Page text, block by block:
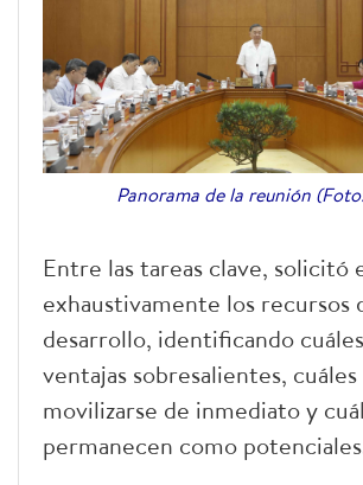
Panorama de la reunión
Entre las tareas clave, solicitó
exhaustivamente los recursos
desarrollo, identificando
ventajas sobresalientes,
movilizarse de inmediato y
permanecen como